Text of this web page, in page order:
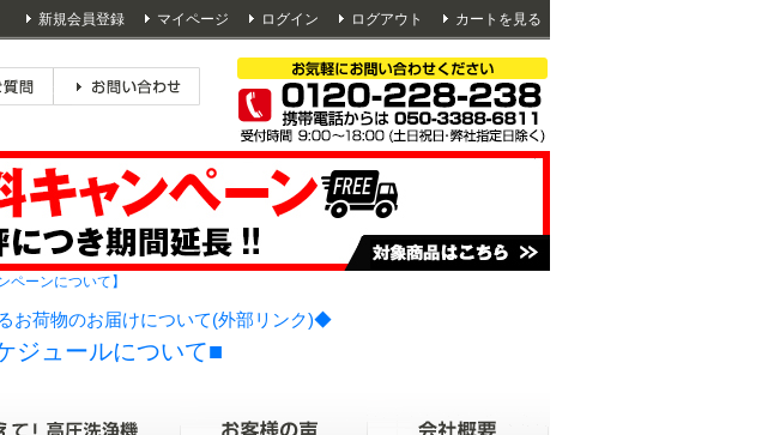
新規会員登録 マイページ ログイン ログアウト カートを見る
ペーンについて】
お荷物のお届けについて(外部リンク)◆
ジュールについて■